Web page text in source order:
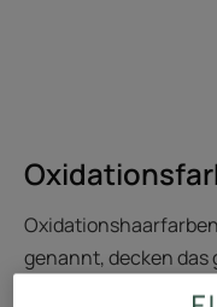
genannt, decken das
bis dunkel ab und